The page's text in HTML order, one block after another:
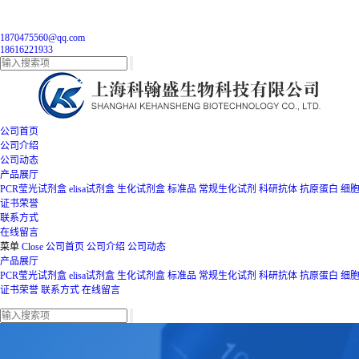
1870475560@qq.com
18616221933
公司首页
公司介绍
公司动态
产品展厅
PCR莹光试剂盒 elisa试剂盒 生化试剂盒 标准品 常规生化试剂 科研抗体 抗原蛋白 细胞
证书荣誉
联系方式
在线留言
菜单 Close 公司首页 公司介绍 公司动态
产品展厅
PCR莹光试剂盒 elisa试剂盒 生化试剂盒 标准品 常规生化试剂 科研抗体 抗原蛋白 细胞
证书荣誉 联系方式 在线留言